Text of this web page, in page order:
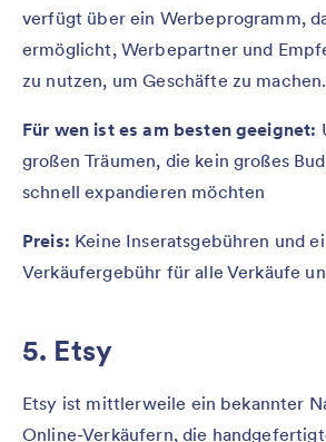
verfügt über ein Werbeprogramm,
ermöglicht, Werbepartner und
zu nutzen, um Geschäfte zu machen.
Für wen ist es am besten geeignet:
großen Träumen, die kein großes
schnell expandieren möchten
Preis: Keine Inseratsgebühren und
Verkäufergebühr für alle Verkäufe
5. Etsy
Etsy ist mittlerweile ein bekannter
Online-Verkäufern, die